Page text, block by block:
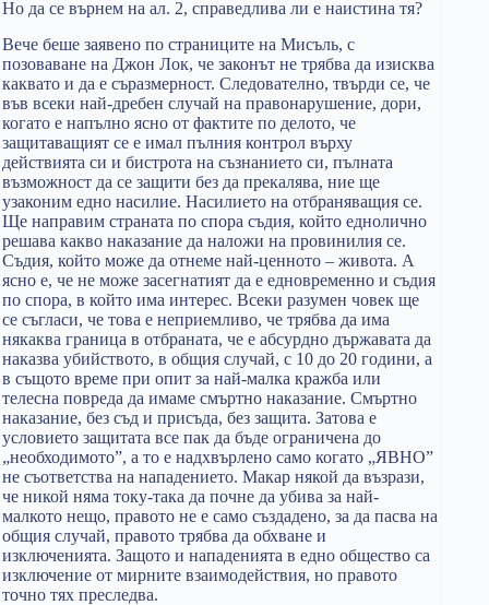
Но да се върнем на ал. 2, справедлива ли е наистина тя?
Вече беше заявено по страниците на Мисъль, с
позоваване на Джон Лок, че законът не трябва да изисква
каквато и да е съразмерност. Следователно, твърди се, че
във всеки най-дребен случай на правонарушение, дори,
когато е напълно ясно от фактите по делото, че
защитаващият се е имал пълния контрол върху
действията си и бистрота на съзнанието си, пълната
възможност да се защити без да прекалява, ние ще
узаконим едно насилие. Насилието на отбраняващия се.
Ще направим страната по спора съдия, който еднолично
решава какво наказание да наложи на провинилия се.
Съдия, който може да отнеме най-ценното – живота. А
ясно е, че не може засегнатият да е едновременно и съдия
по спора, в който има интерес. Всеки разумен човек ще
се съгласи, че това е неприемливо, че трябва да има
някаква граница в отбраната, че е абсурдно държавата да
наказва убийството, в общия случай, с 10 до 20 години, а
в същото време при опит за най-малка кражба или
телесна повреда да имаме смъртно наказание. Смъртно
наказание, без съд и присъда, без защита. Затова е
условието защитата все пак да бъде ограничена до
„необходимото”, а то е надхвърлено само когато „ЯВНО”
не съответства на нападението. Макар някой да възрази,
че никой няма току-така да почне да убива за най-
малкото нещо, правото не е само създадено, за да пасва на
общия случай, правото трябва да обхване и
изключенията. Защото и нападенията в едно общество са
изключение от мирните взаимодействия, но правото
точно тях преследва.